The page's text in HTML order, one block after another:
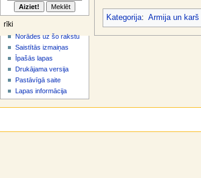
Kategorija: Armija un karš
s
i
n
rīki
Norādes uz šo rakstu
Saistītās izmaiņas
Īpašās lapas
Drukājama versija
Pastāvīgā saite
Lapas informācija